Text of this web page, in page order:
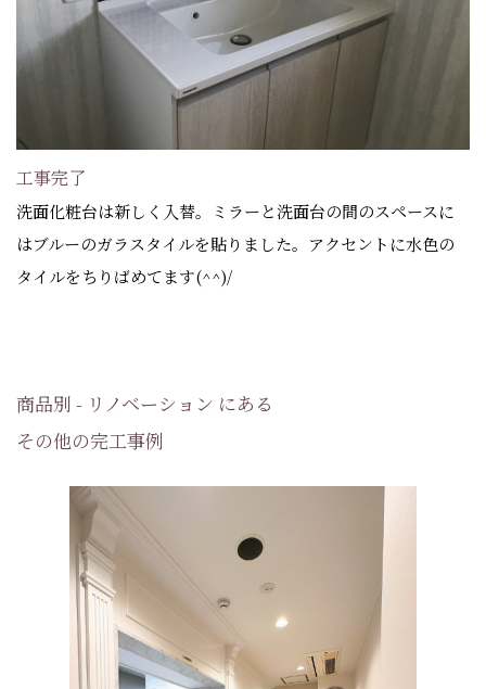
工事完了
洗面化粧台は新しく入替。ミラーと洗面台の間のスペースに
はブルーのガラスタイルを貼りました。アクセントに水色の
タイルをちりばめてます(^^)/
商品別 - リノベーション にある
その他の完工事例